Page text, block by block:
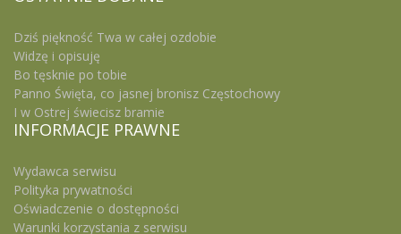
Dziś piękność Twa w całej ozdobie
Widzę i opisuję
Bo tęsknie po tobie
Panno Święta, co jasnej bronisz Częstochowy
I w Ostrej świecisz bramie
INFORMACJE PRAWNE
Wydawca serwisu
Polityka prywatności
Oświadczenie o dostępności
Warunki korzystania z serwisu